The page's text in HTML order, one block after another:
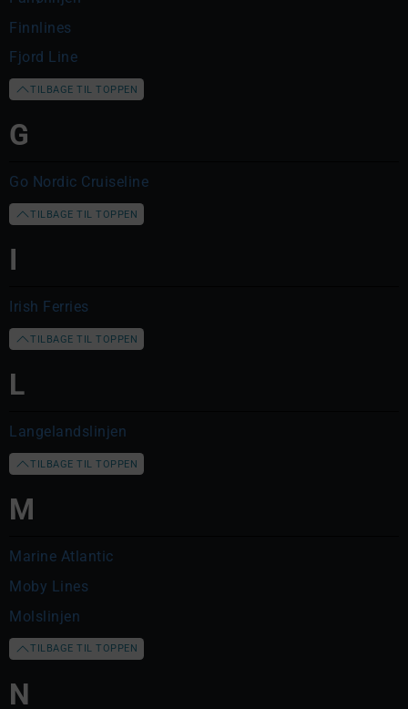
Finnlines
Fjord Line
TILBAGE TIL TOPPEN
G
Go Nordic Cruiseline
TILBAGE TIL TOPPEN
I
Irish Ferries
TILBAGE TIL TOPPEN
L
Langelandslinjen
TILBAGE TIL TOPPEN
M
Marine Atlantic
Moby Lines
Molslinjen
TILBAGE TIL TOPPEN
N